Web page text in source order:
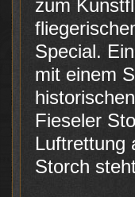
zum
Special.
mit einem
Fieseler
Luftrettung
Storch